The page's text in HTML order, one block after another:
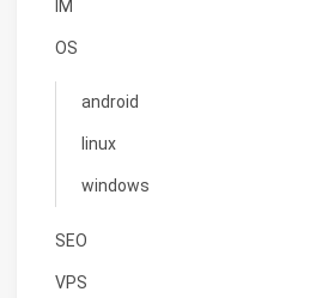
IM
OS
android
linux
windows
SEO
VPS